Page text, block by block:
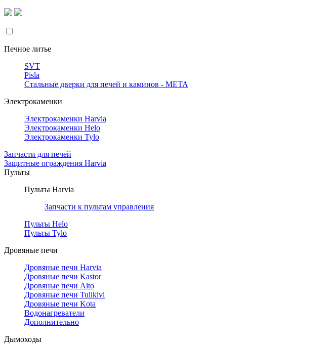
Печное литье
SVT
Pisla
Стальные дверки для печей и каминов - META
Электрокаменки
Электрокаменки Harvia
Электрокаменки Helo
Электрокаменки Tylo
Запчасти для печей
Защитные ограждения Harvia
Пульты
Пульты Harvia
Запчасти к пультам управления
Пульты Helo
Пульты Tylo
Дровяные печи
Дровяные печи Harvia
Дровяные печи Kastor
Дровяные печи Aito
Дровяные печи Tulikivi
Дровяные печи Kota
Водонагреватели
Дополнительно
Дымоходы